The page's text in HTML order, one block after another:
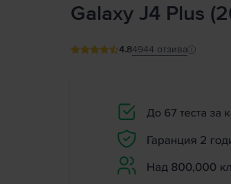
Galaxy J4 Plus
4.84944 отзива